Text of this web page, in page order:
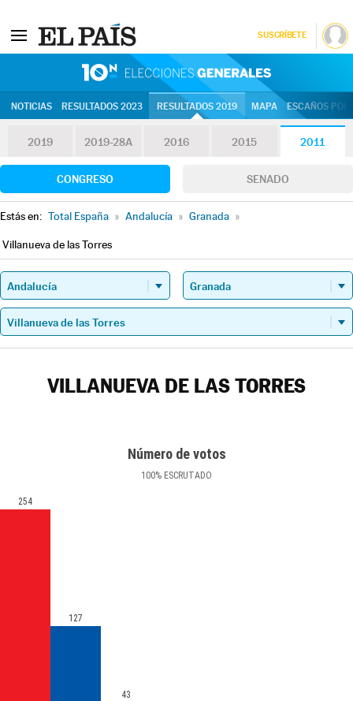
SUSCRÍBETE
NOTICIAS RESULTADOS 2023 RESULTADOS 2019 MAPA ESCAÑOS
2019 2019-28A 2016 2015 2011
CONGRESO SENADO
Estás en: Total España » Andalucía » Granada »
Villanueva de las Torres
VILLANUEVA DE LAS TORRES
Número de votos
100% ESCRUTADO
254
127
43